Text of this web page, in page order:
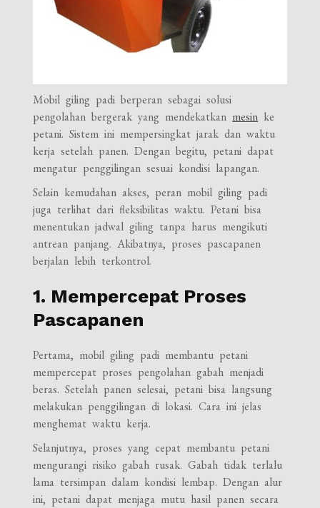
Mobil giling padi berperan sebagai solusi
pengolahan bergerak yang mendekatkan mesin ke
petani. Sistem ini mempersingkat jarak dan waktu
kerja setelah panen. Dengan begitu, petani dapat
mengatur penggilingan sesuai kondisi lapangan.
Selain kemudahan akses, peran mobil giling padi
juga terlihat dari fleksibilitas waktu. Petani bisa
menentukan jadwal giling tanpa harus mengikuti
antrean panjang. Akibatnya, proses pascapanen
berjalan lebih terkontrol.
1. Mempercepat Proses
Pascapanen
Pertama, mobil giling padi membantu petani
mempercepat proses pengolahan gabah menjadi
beras. Setelah panen selesai, petani bisa langsung
melakukan penggilingan di lokasi. Cara ini jelas
menghemat waktu kerja.
Selanjutnya, proses yang cepat membantu petani
mengurangi risiko gabah rusak. Gabah tidak terlalu
lama tersimpan dalam kondisi lembap. Dengan alur
ini, petani dapat menjaga mutu hasil panen secara